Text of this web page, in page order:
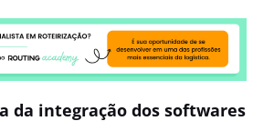
da integração dos softwares